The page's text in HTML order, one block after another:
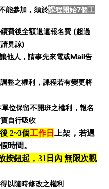
能參加，須於課程開始7個工
費後全額退還報名費 (超過
見諒)
他人，請事先來電或Mail告
整之權利，課程若有變更將
單位保留不開班之權利，報名
自行吸收
2~3個工作日 上架，若遇
時間。
按鈕起，31日內 無限次觀
以隨時修改之權利